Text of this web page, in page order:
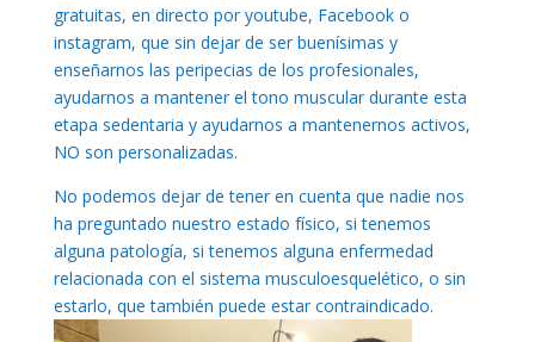
gratuitas, en directo por youtube, Facebook o
instagram, que sin dejar de ser buenísimas y
enseñarnos las peripecias de los profesionales,
ayudarnos a mantener el tono muscular durante esta
etapa sedentaria y ayudarnos a mantenernos activos,
NO son personalizadas.
No podemos dejar de tener en cuenta que nadie nos
ha preguntado nuestro estado físico, si tenemos
alguna patología, si tenemos alguna enfermedad
relacionada con el sistema musculoesquelético, o sin
estarlo, que también puede estar contraindicado.